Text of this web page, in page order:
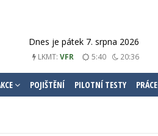
Dnes je pátek 7. srpna 2026
LKMT: VFR 5:40 20:36
POJIŠTĚNÍ PILOTNÍ TESTY PRÁCE